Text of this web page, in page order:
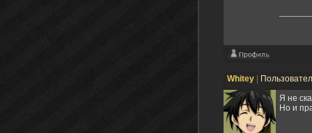
Whitey
Я не
Но и